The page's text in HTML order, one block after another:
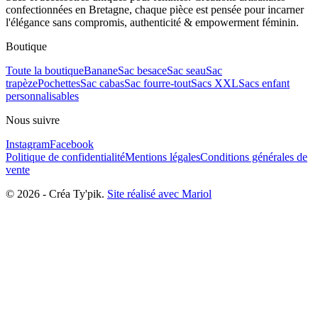
confectionnées en Bretagne, chaque pièce est pensée pour incarner
l'élégance sans compromis, authenticité & empowerment féminin.
Boutique
Toute la boutiqueBananeSac besaceSac seauSac
trapèzePochettesSac cabasSac fourre-toutSacs XXLSacs enfant
personnalisables
Nous suivre
InstagramFacebook
Politique de confidentialitéMentions légalesConditions générales de
vente
© 2026 - Créa Ty'pik. Site réalisé avec Mariol